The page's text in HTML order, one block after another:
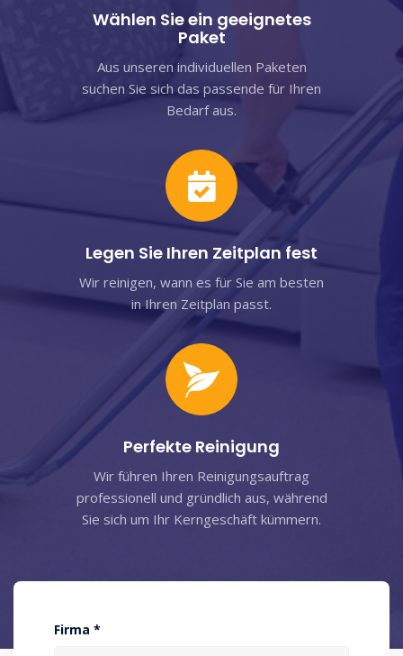
Wählen Sie ein geeignetes
Paket
Aus unseren individuellen Paketen
suchen Sie sich das passende für Ihren
Bedarf aus.
Legen Sie Ihren Zeitplan fest
Wir reinigen, wann es für Sie am besten
in Ihren Zeitplan passt.
Perfekte Reinigung
Wir führen Ihren Reinigungsauftrag
professionell und gründlich aus, während
Sie sich um Ihr Kerngeschäft kümmern.
Firma *